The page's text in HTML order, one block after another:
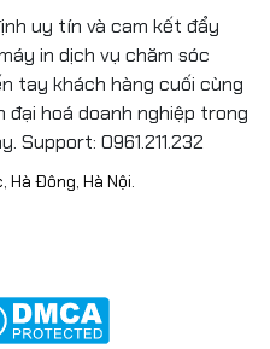
uy tín và cam kết đẩy
in dịch vụ chăm sóc
tay khách hàng cuối cùng
đại hoá doanh nghiệp trong
Support: 0961.211.232
Hà Đông, Hà Nội.